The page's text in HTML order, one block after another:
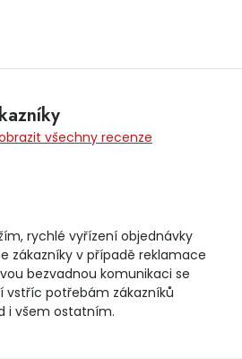
všechny recenze
rychlé vyřízení objednávky
zákazníky v případě reklamace
bezvadnou komunikaci se
vstříc potřebám zákazníků
i všem ostatním.